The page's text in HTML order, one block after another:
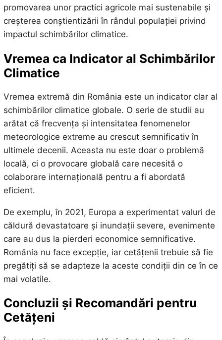
promovarea unor practici agricole mai sustenabile și
creșterea conștientizării în rândul populației privind
impactul schimbărilor climatice.
Vremea ca Indicator al Schimbărilor
Climatice
Vremea extremă din România este un indicator clar al
schimbărilor climatice globale. O serie de studii au
arătat că frecvența și intensitatea fenomenelor
meteorologice extreme au crescut semnificativ în
ultimele decenii. Aceasta nu este doar o problemă
locală, ci o provocare globală care necesită o
colaborare internațională pentru a fi abordată
eficient.
De exemplu, în 2021, Europa a experimentat valuri de
căldură devastatoare și inundații severe, evenimente
care au dus la pierderi economice semnificative.
România nu face excepție, iar cetățenii trebuie să fie
pregătiți să se adapteze la aceste condiții din ce în ce
mai volatile.
Concluzii și Recomandări pentru
Cetățeni